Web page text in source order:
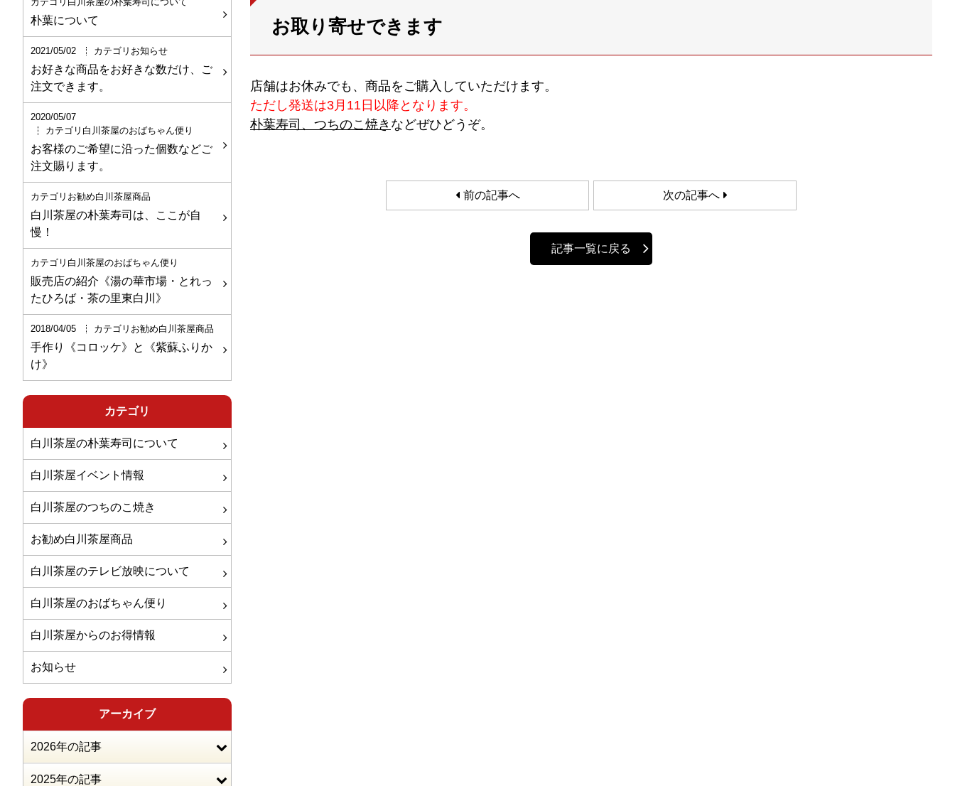
お取り寄せできます
店舗はお休みでも、商品をご購入していただけます。
ただし発送は3月11日以降となります。
朴葉寿司、つちのこ焼き などぜひどうぞ。
前の記事へ 次の記事へ
記事一覧に戻る
朴葉について
2021/05/02 カテゴリお知らせ
お好きな商品をお好きな数だけ、ご
注文できます。
2020/05/07
カテゴリ白川茶屋のおばちゃん便り
お客様のご希望に沿った個数などご
注文賜ります。
カテゴリお勧め白川茶屋商品
白川茶屋の朴葉寿司は、ここが自
慢！
カテゴリ白川茶屋のおばちゃん便り
販売店の紹介《湯の華市場・とれっ
たひろば・茶の里東白川》
2018/04/05 カテゴリお勧め白川茶屋商品
手作り《コロッケ》と《紫蘇ふりか
け》
カテゴリ
白川茶屋の朴葉寿司について
白川茶屋イベント情報
白川茶屋のつちのこ焼き
お勧め白川茶屋商品
白川茶屋のテレビ放映について
白川茶屋のおばちゃん便り
白川茶屋からのお得情報
お知らせ
アーカイブ
2026年の記事
2025年の記事